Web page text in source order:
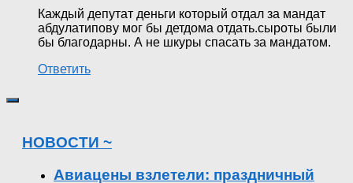
Каждый депутат деньги который отдал за мандат
абдулатипову мог бы детдома отдать.сыроты были
бы благодарны. А не шкуры спасать за мандатом.
Ответить
НОВОСТИ ~
Авиацены взлетели: праздничный